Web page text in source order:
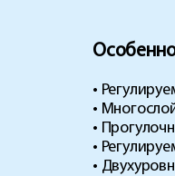
•
•
•
•
•